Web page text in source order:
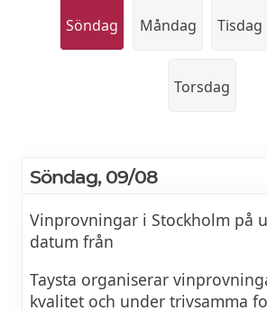
Söndag Måndag Tisdag
Torsdag
Söndag, 09/08
Vinprovningar i Stockholm på
datum från
Taysta organiserar
kvalitet och under trivsamma